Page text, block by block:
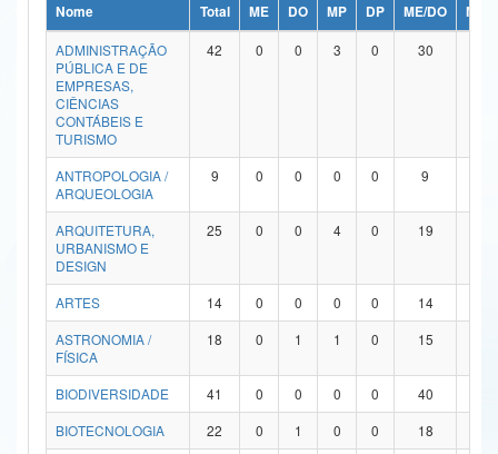
Ministério da Ciência, Tecnologia, Inovações e Comunicações
Ministério do Meio Ambiente
Ministério do Turismo
Ministério do Desenvolvimento Regional
Controladoria-Geral da União
Ministério da Mulher, da Família e dos Direitos Humanos
Secretaria de Governo
Advocacia-Geral da União
Nome Total ME DO MP DP ME/DO
MP/
ADMINISTRAÇÃO
PÚBLICA E DE
EMPRESAS,
CIÊNCIAS
CONTÁBEIS E
TURISMO
42 0 0 3 0 30
ANTROPOLOGIA /
ARQUEOLOGIA
9 0 0 0 0 9
ARQUITETURA,
URBANISMO E
DESIGN
25 0 0 4 0 19
ARTES 14 0 0 0 0 14
ASTRONOMIA /
FÍSICA
18 0 1 1 0 15
BIODIVERSIDADE 41 0 0 0 0 40
BIOTECNOLOGIA
22 0 1 0 0 18